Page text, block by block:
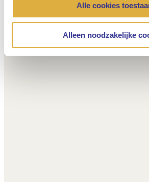
Alle cookies
Alleen noodzakelijke